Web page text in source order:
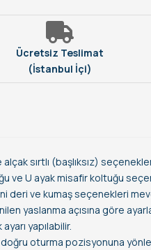
Ücretsiz Teslimat
(İstanbul İçi)
alçak sırtlı (başlıksız)
ve U ayak misafir koltuğu
deri ve kumaş seçenekleri
yaslanma açısına göre
yapılabilir.
doğru oturma pozisyonuna